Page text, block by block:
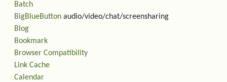
Batch
BigBlueButton audio/video/chat/screensharing
Blog
Bookmark
Browser Compatibility
Link Cache
Calendar